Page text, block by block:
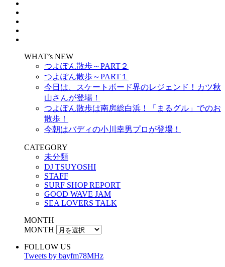
WHAT’s NEW
つよぽん散歩～PART２
つよぽん散歩～PART１
今日は、スケートボード界のレジェンド！カツ秋
山さんが登場！
つよぽん散歩は南房総白浜！「まるグル」でのお
散歩！
今朝はバディの小川幸男プロが登場！
CATEGORY
未分類
DJ TSUYOSHI
STAFF
SURF SHOP REPORT
GOOD WAVE JAM
SEA LOVERS TALK
MONTH
MONTH
FOLLOW US
Tweets by bayfm78MHz